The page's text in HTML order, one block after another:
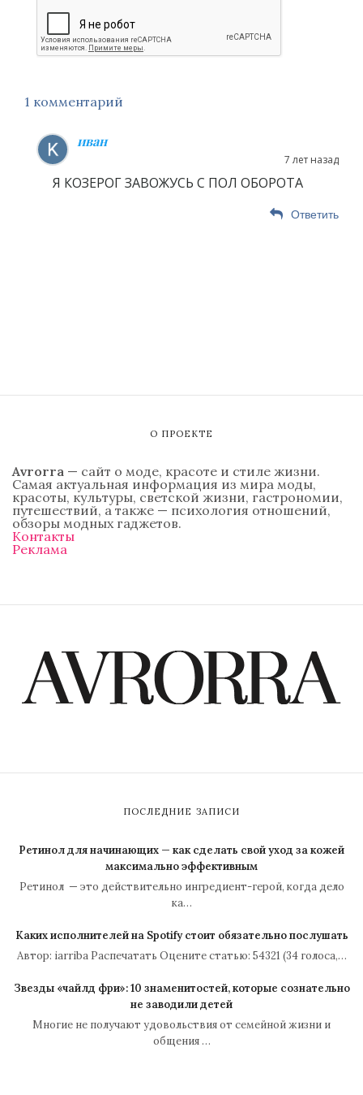
1 комментарий
иван
7 лет назад
Я КОЗЕРОГ ЗАВОЖУСЬ С ПОЛ ОБОРОТА
Ответить
О ПРОЕКТЕ
Avrorra — сайт о моде, красоте и стиле жизни.
Самая актуальная информация из мира моды,
красоты, культуры, светской жизни, гастрономии,
путешествий, а также — психология отношений,
обзоры модных гаджетов.
Контакты
Реклама
ПОСЛЕДНИЕ ЗАПИСИ
Ретинол для начинающих — как сделать свой уход за кожей
максимально эффективным
Ретинол — это действительно ингредиент-герой, когда дело
ка…
Каких исполнителей на Spotify стоит обязательно послушать
Автор: iarriba Распечатать Оцените статью: 54321 (34 голоса,…
Звезды «чайлд фри»: 10 знаменитостей, которые сознательно
не заводили детей
Многие не получают удовольствия от семейной жизни и
общения …